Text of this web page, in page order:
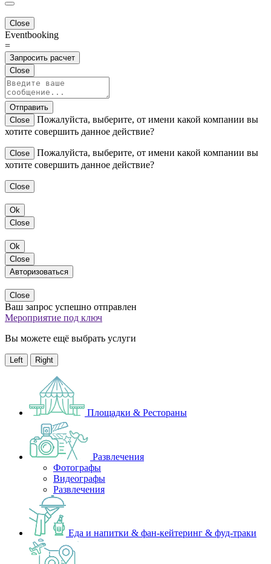
Close
Eventbooking
=
Запросить расчет
Close
Отправить
Close
Пожалуйста, выберите, от имени какой компании вы
хотите совершить данное действие?
Close
Пожалуйста, выберите, от имени какой компании вы
хотите совершить данное действие?
Close
Ok
Close
Ok
Close
Авторизоваться
Close
Ваш запрос успешно отправлен
Мероприятие под ключ
Вы можете ещё выбрать услуги
Left Right
Площадки & Рестораны
Развлечения
Фотографы
Видеографы
Развлечения
Еда и напитки & фан-кейтеринг & фуд-траки